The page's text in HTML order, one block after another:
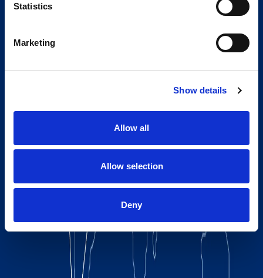
Statistics
Marketing
Show details
Allow all
Allow selection
Deny